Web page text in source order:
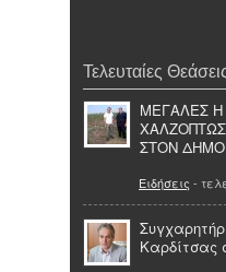
Τελευταίες
ΜΕΓΑΛΕΣ Η
ΣΤΟΝ
Ειδήσεις -
Καρδίτσας